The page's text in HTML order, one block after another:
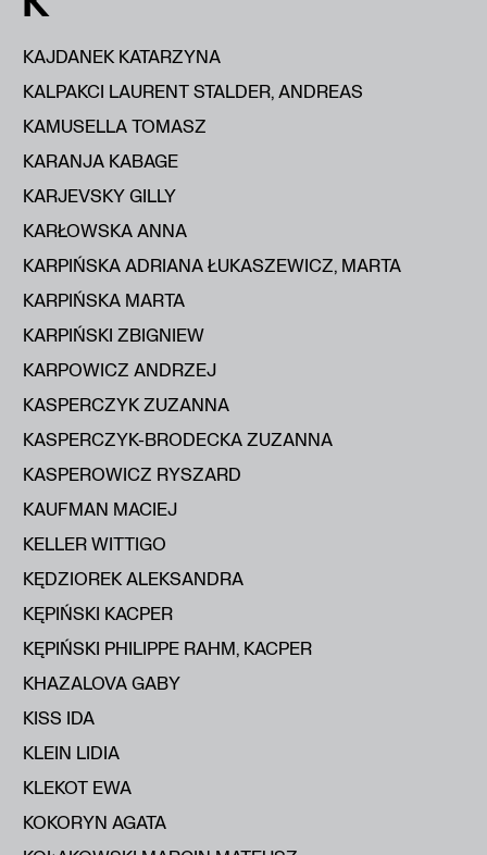
KAJDANEK KATARZYNA
KALPAKCI LAURENT STALDER, ANDREAS
KAMUSELLA TOMASZ
KARANJA KABAGE
KARJEVSKY GILLY
KARŁOWSKA ANNA
KARPIŃSKA ADRIANA ŁUKASZEWICZ, MARTA
KARPIŃSKA MARTA
KARPIŃSKI ZBIGNIEW
KARPOWICZ ANDRZEJ
KASPERCZYK ZUZANNA
KASPERCZYK-BRODECKA ZUZANNA
KASPEROWICZ RYSZARD
KAUFMAN MACIEJ
KELLER WITTIGO
KĘDZIOREK ALEKSANDRA
KĘPIŃSKI KACPER
KĘPIŃSKI PHILIPPE RAHM, KACPER
KHAZALOVA GABY
KISS IDA
KLEIN LIDIA
KLEKOT EWA
KOKORYN AGATA